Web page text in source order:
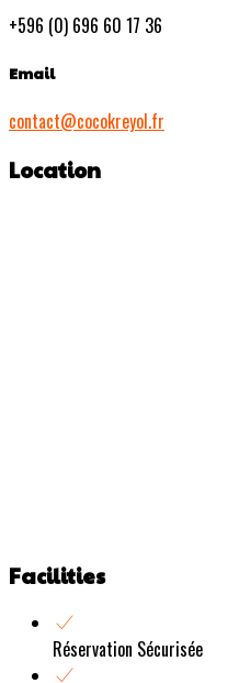
+596 (0) 696 60 17 36
Email
contact@cocokreyol.fr
Location
Facilities
Réservation Sécurisée